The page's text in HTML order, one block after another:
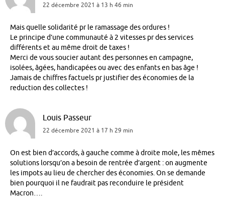
22 décembre 2021 à 13 h 46 min
Mais quelle solidarité pr le ramassage des ordures !
Le principe d’une communauté à 2 vitesses pr des services
différents et au même droit de taxes !
Merci de vous soucier autant des personnes en campagne,
isolées, âgées, handicapées ou avec des enfants en bas âge !
Jamais de chiffres factuels pr justifier des économies de la
reduction des collectes !
Louis Passeur
22 décembre 2021 à 17 h 29 min
On est bien d’accords, à gauche comme à droite mole, les mêmes
solutions lorsqu’on a besoin de rentrée d’argent : on augmente
les impots au lieu de chercher des économies. On se demande
bien pourquoi il ne faudrait pas reconduire le président
Macron….